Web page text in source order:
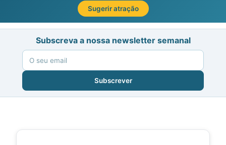
Sugerir atração
Subscreva a nossa newsletter semanal
Subscrever